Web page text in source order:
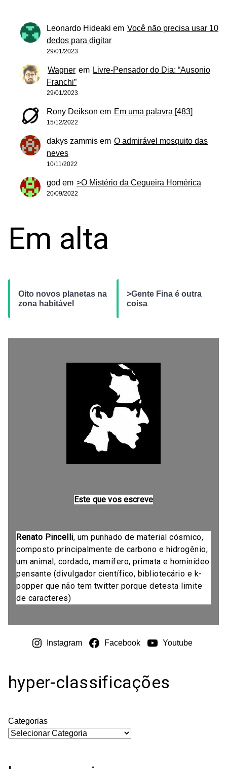
Leonardo Hideaki em Você não precisa usar 10
dedos para digitar
29/01/2023
Wagner em Livre-Pensador do Dia: “Ausonio
Franchi”
29/01/2023
Rony Deikson em Em uma palavra [483]
15/12/2022
dakys zammis em O admirável mosquito das
neves
10/11/2022
god em >O Mistério da Cegueira Homérica
20/09/2022
Em alta
Oito novos planetas na
zona habitável
>Gente Fina é outra
coisa
Este que vos escreve
Renato Pincelli, um punhado de material cósmico,
composto principalmente de carbono e hidrogênio;
um animal, cordado, mamífero, primata e hominídeo
pensante (divulgador científico, bibliotecário e k-
popper que não tem twitter porque detesta limite
de caracteres)
Instagram Facebook Youtube
hyper-classificações
Categorias